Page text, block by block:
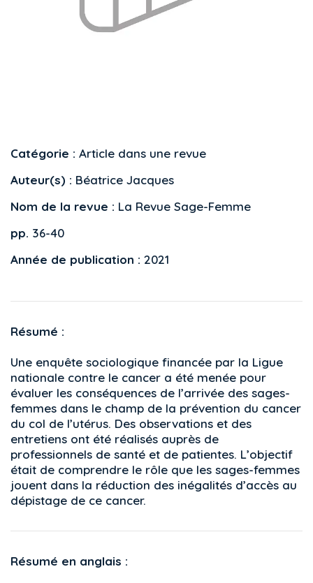
Catégorie : Article dans une revue
Auteur(s) : Béatrice Jacques
Nom de la revue : La Revue Sage-Femme
pp. 36-40
Année de publication : 2021
Résumé :
Une enquête sociologique financée par la Ligue
nationale contre le cancer a été menée pour
évaluer les conséquences de l’arrivée des sages-
femmes dans le champ de la prévention du cancer
du col de l’utérus. Des observations et des
entretiens ont été réalisés auprès de
professionnels de santé et de patientes. L’objectif
était de comprendre le rôle que les sages-femmes
jouent dans la réduction des inégalités d’accès au
dépistage de ce cancer.
Résumé en anglais :